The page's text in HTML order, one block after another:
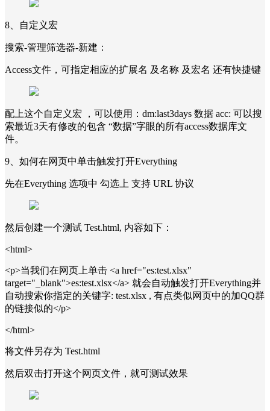
8、自定义宏
搜索-管理筛选器-新建：
Access文件，可指定相应的扩展名 及名称 及宏名 还有快捷键
配上这个自定义宏 ，可以使用：dm:last3days 数据 acc: 可以搜
索最近3天有修改的包含 “数据”字眼的所有access数据库文
件。
9、如何在网页中单击触发打开Everything
先在Everything 选项中 勾选上 支持 URL 协议
然后创建一个测试 Test.html, 内容如下：
<html>
<p>当我们在网页上单击 <a href="es:test.xlsx"
target="_blank">es:test.xlsx</a> 就会自动触发打开Everything并
自动搜索你指定的关键字: test.xlsx , 有点类似网页中的加QQ群
的链接似的</p>
</html>
将文件另存为 Test.html
然后双击打开这个网页文件，就可测试效果